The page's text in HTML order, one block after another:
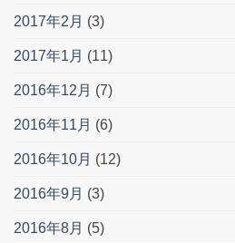
2017年2月 (3)
2017年1月 (11)
2016年12月 (7)
2016年11月 (6)
2016年10月 (12)
2016年9月 (3)
2016年8月 (5)